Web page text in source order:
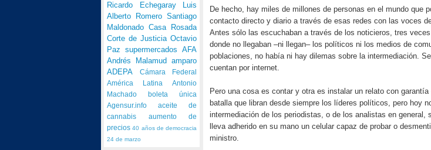
De hecho, hay miles de millones de personas en el mundo que
contacto directo y diario a través de esas redes con las voces
Antes sólo las escuchaban a través de los noticieros, tres
donde no llegaban –ni llegan– los políticos ni los medios de
poblaciones, no había ni hay dilemas sobre la intermediación.
cuentan por internet.
Pero una cosa es contar y otra es instalar un relato con
batalla que libran desde siempre los líderes políticos, pero hoy
intermediación de los periodistas, o de los analistas en general,
lleva adherido en su mano un celular capaz de probar o
ministro.
Ricardo Echegaray
Luis
Alberto Romero Santiago
Maldonado Casa Rosada
Corte de Justicia Octavio
Paz supermercados AFA
Andrés Malamud amparo
ADEPA
Cámara Federal
América Latina Antonio
Machado boleta única
Agensur.info aceite de
cannabis aumento de
precios40 años de democracia
24 de marzo